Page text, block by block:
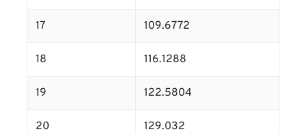
17 109.6772
18 116.1288
19 122.5804
20 129.032